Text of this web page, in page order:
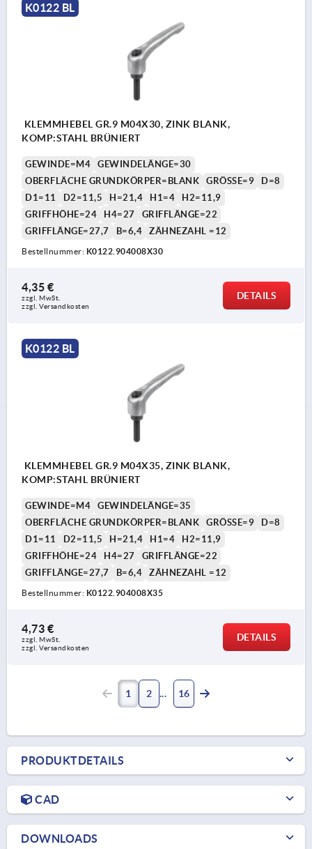
K0122 BL
KLEMMHEBEL GR.9 M04X30, ZINK BLANK,
KOMP:STAHL BRÜNIERT
GEWINDE=M4
GEWINDELÄNGE=30
OBERFLÄCHE GRUNDKÖRPER=BLANK
GRÖSSE=9
D=8
D1=11
D2=11,5 H=21,4 H1=4
H2=11,9
GRIFFHÖHE=24
H4=27
GRIFFLÄNGE=22
GRIFFLÄNGE=27,7
B=6,4 ZÄHNEZAHL =12
Bestellnummer: K0122.904008X30
4,35 €
zzgl. MwSt.
zzgl. Versandkosten
DETAILS
K0122 BL
KLEMMHEBEL GR.9 M04X35, ZINK BLANK,
KOMP:STAHL BRÜNIERT
GEWINDE=M4
GEWINDELÄNGE=35
OBERFLÄCHE GRUNDKÖRPER=BLANK
GRÖSSE=9
D=8
D1=11
D2=11,5 H=21,4 H1=4
H2=11,9
GRIFFHÖHE=24
H4=27
GRIFFLÄNGE=22
GRIFFLÄNGE=27,7
B=6,4 ZÄHNEZAHL =12
Bestellnummer: K0122.904008X35
4,73 €
zzgl. MwSt.
zzgl. Versandkosten
DETAILS
1 2 16
PRODUKTDETAILS
CAD
DOWNLOADS